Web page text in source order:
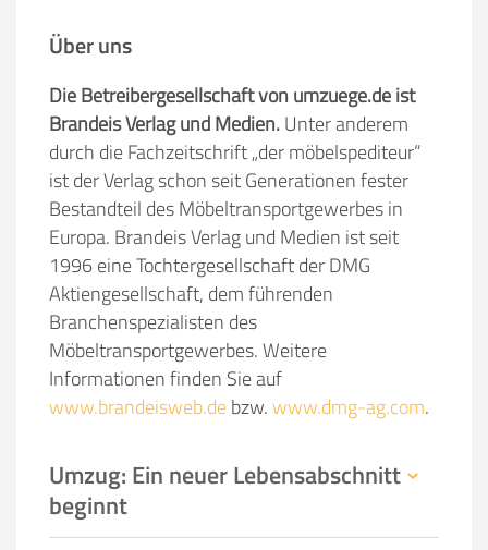
Über uns
Die Betreibergesellschaft von umzuege.de ist
Brandeis Verlag und Medien.Unter anderem
durch die Fachzeitschrift „der möbelspediteur“
ist der Verlag schon seit Generationen fester
Bestandteil des Möbeltransportgewerbes in
Europa. Brandeis Verlag und Medien ist seit
1996 eine Tochtergesellschaft der DMG
Aktiengesellschaft, dem führenden
Branchenspezialisten des
Möbeltransportgewerbes. Weitere
Informationen finden Sie auf
www.brandeisweb.debzw.www.dmg-ag.com.
Umzug: Ein neuer Lebensabschnitt
beginnt